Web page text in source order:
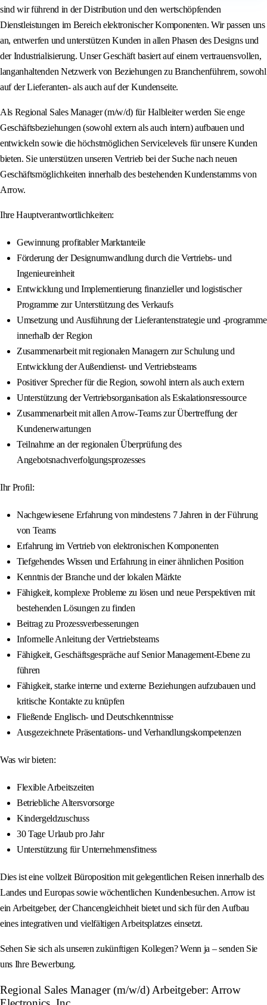
sind wir führend in der Distribution und den wertschöpfenden
Dienstleistungen im Bereich elektronischer Komponenten. Wir passen uns
an, entwerfen und unterstützen Kunden in allen Phasen des Designs und
der Industrialisierung. Unser Geschäft basiert auf einem vertrauensvollen,
langanhaltenden Netzwerk von Beziehungen zu Branchenführern, sowohl
auf der Lieferanten- als auch auf der Kundenseite.
Als Regional Sales Manager (m/w/d) für Halbleiter werden Sie enge
Geschäftsbeziehungen (sowohl extern als auch intern) aufbauen und
entwickeln sowie die höchstmöglichen Servicelevels für unsere Kunden
bieten. Sie unterstützen unseren Vertrieb bei der Suche nach neuen
Geschäftsmöglichkeiten innerhalb des bestehenden Kundenstamms von
Arrow.
Ihre Hauptverantwortlichkeiten:
Gewinnung profitabler Marktanteile
Förderung der Designumwandlung durch die Vertriebs- und
Ingenieureinheit
Entwicklung und Implementierung finanzieller und logistischer
Programme zur Unterstützung des Verkaufs
Umsetzung und Ausführung der Lieferantenstrategie und -programme
innerhalb der Region
Zusammenarbeit mit regionalen Managern zur Schulung und
Entwicklung der Außendienst- und Vertriebsteams
Positiver Sprecher für die Region, sowohl intern als auch extern
Unterstützung der Vertriebsorganisation als Eskalationsressource
Zusammenarbeit mit allen Arrow-Teams zur Übertreffung der
Kundenerwartungen
Teilnahme an der regionalen Überprüfung des
Angebotsnachverfolgungsprozesses
Ihr Profil:
Nachgewiesene Erfahrung von mindestens 7 Jahren in der Führung
von Teams
Erfahrung im Vertrieb von elektronischen Komponenten
Tiefgehendes Wissen und Erfahrung in einer ähnlichen Position
Kenntnis der Branche und der lokalen Märkte
Fähigkeit, komplexe Probleme zu lösen und neue Perspektiven mit
bestehenden Lösungen zu finden
Beitrag zu Prozessverbesserungen
Informelle Anleitung der Vertriebsteams
Fähigkeit, Geschäftsgespräche auf Senior Management-Ebene zu
führen
Fähigkeit, starke interne und externe Beziehungen aufzubauen und
kritische Kontakte zu knüpfen
Fließende Englisch- und Deutschkenntnisse
Ausgezeichnete Präsentations- und Verhandlungskompetenzen
Was wir bieten:
Flexible Arbeitszeiten
Betriebliche Altersvorsorge
Kindergeldzuschuss
30 Tage Urlaub pro Jahr
Unterstützung für Unternehmensfitness
Dies ist eine vollzeit Büroposition mit gelegentlichen Reisen innerhalb des
Landes und Europas sowie wöchentlichen Kundenbesuchen. Arrow ist
ein Arbeitgeber, der Chancengleichheit bietet und sich für den Aufbau
eines integrativen und vielfältigen Arbeitsplatzes einsetzt.
Sehen Sie sich als unseren zukünftigen Kollegen? Wenn ja – senden Sie
uns Ihre Bewerbung.
Regional Sales Manager (m/w/d) Arbeitgeber: Arrow